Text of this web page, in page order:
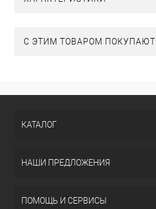
С ЭТИМ ТОВАРОМ ПОКУПАЮТ
КАТАЛОГ
НАШИ ПРЕДЛОЖЕНИЯ
ПОМОЩЬ И СЕРВИСЫ